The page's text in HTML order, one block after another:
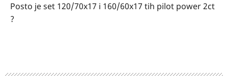
Posto je set 120/70x17 i 160/60x17 tih pilot power 2ct
?